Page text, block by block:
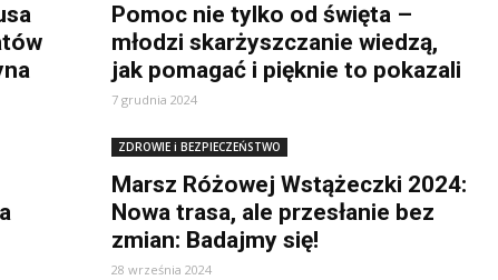
Pomoc nie tylko od święta –
młodzi skarżyszczanie wiedzą,
jak pomagać i pięknie to pokazali
7 grudnia 2024
ZDROWIE i BEZPIECZEŃSTWO
Marsz Różowej Wstążeczki 2024:
Nowa trasa, ale przesłanie bez
zmian: Badajmy się!
28 września 2024